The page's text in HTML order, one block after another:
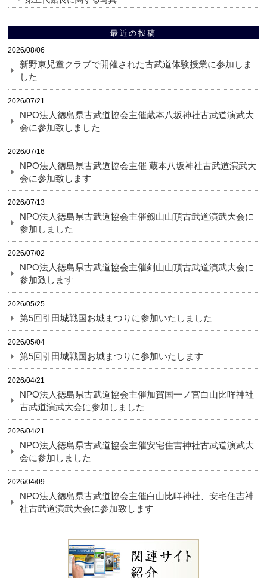
最近の投稿
2026/08/06
新野東児童クラブで開催された古武道体験授業に参加しま
した
2026/07/21
NPO法人徳島県古武道協会主催蔵本八坂神社古武道演武大
会に参加致しました
2026/07/16
NPO法人徳島県古武道協会主催 蔵本八坂神社古武道演武大
会に参加致します
2026/07/13
NPO法人徳島県古武道協会主催劔山山頂古武道演武大会に
参加しました
2026/07/02
NPO法人徳島県古武道協会主催剣山山頂古武道演武大会に
参加致します
2026/05/25
第5回引田城戦国お城まつりに参加いたしました
2026/05/04
第5回引田城戦国お城まつりに参加いたします
2026/04/21
NPO法人徳島県古武道協会主催加賀国一ノ宮白山比咩神社
古武道演武大会に参加しました
2026/04/21
NPO法人徳島県古武道協会主催安宅住吉神社古武道演武大
会に参加しました
2026/04/09
NPO法人徳島県古武道協会主催白山比咩神社、安宅住吉神
社古武道演武大会に参加致します